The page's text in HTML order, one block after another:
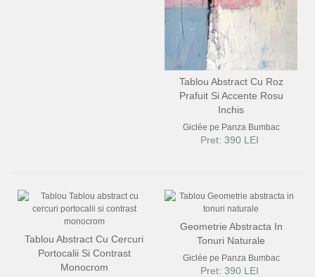
Tablou Abstract Cu Roz
Prafuit Si Accente Rosu
Inchis
Giclée pe Panza Bumbac
Pret: 390 LEI
Tablou Abstract Cu Cercuri
Portocalii Si Contrast
Monocrom
Geometrie Abstracta In
Tonuri Naturale
Giclée pe Panza Bumbac
Pret: 390 LEI